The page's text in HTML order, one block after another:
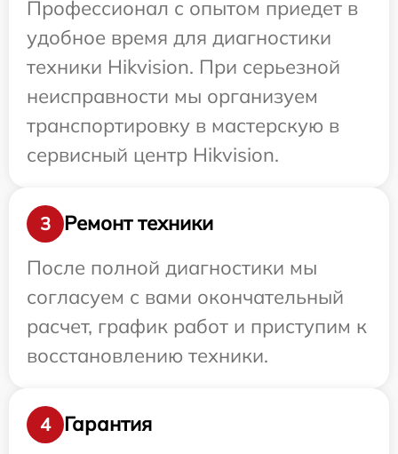
Профессионал с опытом приедет в
удобное время для диагностики
техники Hikvision. При серьезной
неисправности мы организуем
транспортировку в мастерскую в
сервисный центр Hikvision.
3
Ремонт техники
После полной диагностики мы
согласуем с вами окончательный
расчет, график работ и приступим к
восстановлению техники.
4
Гарантия